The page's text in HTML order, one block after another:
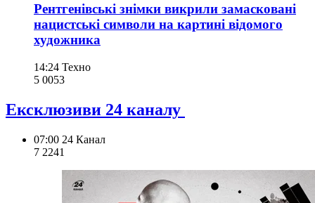
Рентгенівські знімки викрили замасковані
нацистські символи на картині відомого
художника
14:24 Техно
5 0053
Ексклюзиви 24 каналу
07:00 24 Канал
7 2241